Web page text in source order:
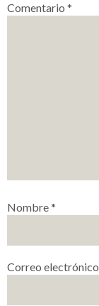
Comentario *
Nombre*
Correo electrónico